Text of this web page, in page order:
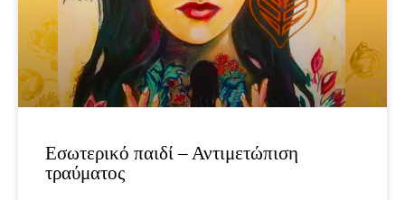
Εσωτερικό παιδί – Αντιμετώπιση
τραύματος